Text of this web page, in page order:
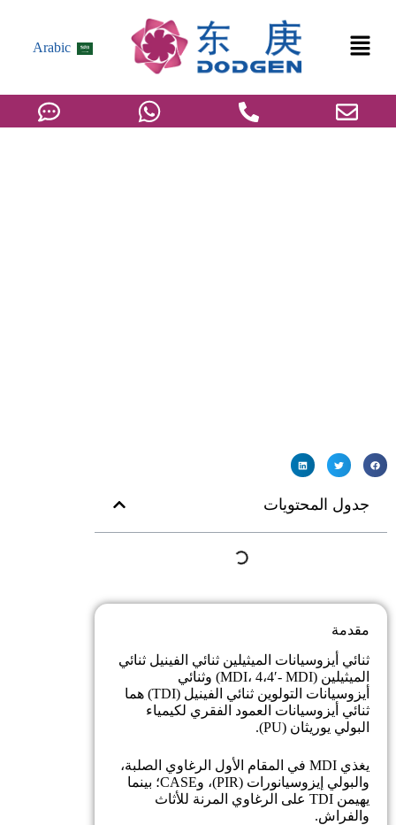
Arabic
جدول المحتويات
مقدمة
ثنائي أيزوسيانات الميثيلين ثنائي الفينيل ثنائي
الميثيلين (MDI، 4،4′- MDI) وثنائي
أيزوسيانات التولوين ثنائي الفينيل (TDI) هما
ثنائي أيزوسيانات العمود الفقري لكيمياء
البولي يوريثان (PU).
يغذي MDI في المقام الأول الرغاوي الصلبة،
والبولي إيزوسيانورات (PIR)، وCASE؛ بينما
يهيمن TDI على الرغاوي المرنة للأثاث
والفراش.